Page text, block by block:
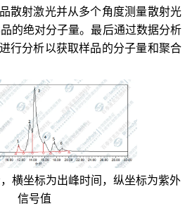
散射激光并从多个角度测量散射光
的绝对分子量。最后通过数据分析
行分析以获取样品的分子量和聚合
横坐标为出峰时间，纵坐标为紫外
信号值